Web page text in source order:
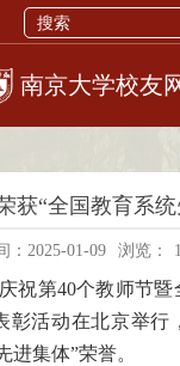
校友
获“全国教育系
：2025-01-09 浏览：
祝第40个教师节
彰活动在北京举行
进集体”荣誉。